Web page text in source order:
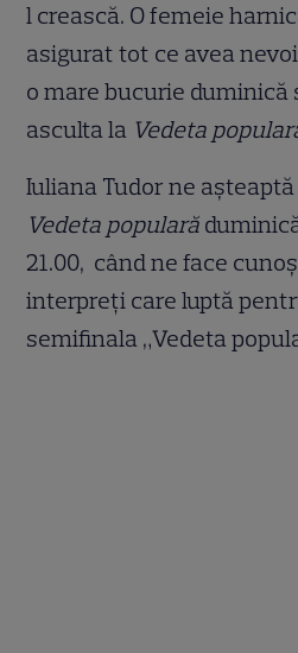
l crească. O femeie
asigurat tot ce avea
o mare bucurie duminică
asculta la Vedeta
Iuliana Tudor ne
Vedeta populară
21.00, când ne face
interpreţi care luptă
semifinala „Vedeta